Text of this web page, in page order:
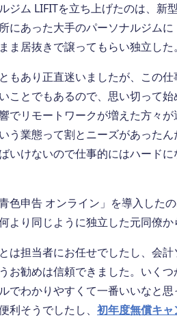
ジム LIFITを立ち上げたのは、
にあった大手のパーソナルジム
ま居抜きで譲ってもらい独立した。
もあり正直迷いましたが、この
ことでもあるので、思い切って
でリモートワークが増えた方々
う業態って割とニーズがあった
いけないので仕事的にはハード
色申告 オンライン」を導入した
より同じように独立した元同僚
は担当者にお任せでしたし、会
お勧めは信頼できました。いく
でわかりやすくて一番いいなと
利そうでしたし、 初年度無償キャ